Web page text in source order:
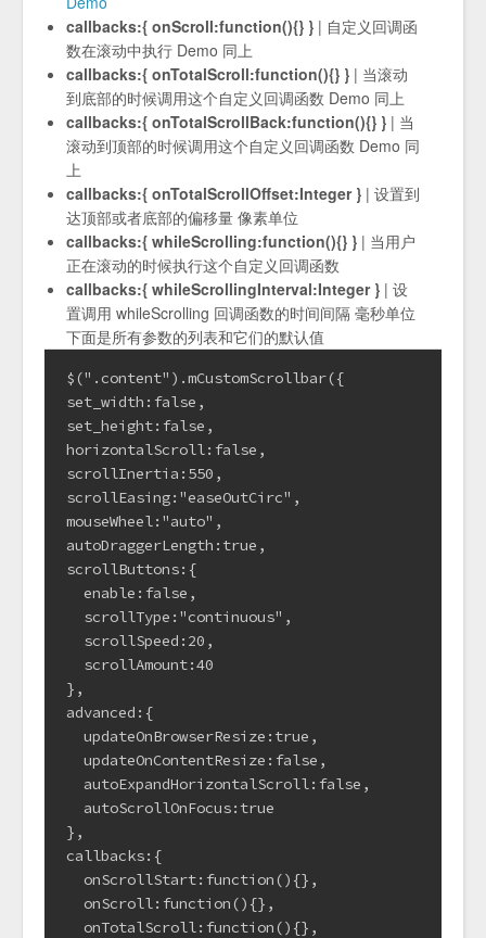
callbacks:{ onScroll:function(){} } | 自定义回调函
数在滚动中执行 Demo 同上
callbacks:{ onTotalScroll:function(){} } | 当滚动
到底部的时候调用这个自定义回调函数 Demo 同上
callbacks:{ onTotalScrollBack:function(){} } | 当
滚动到顶部的时候调用这个自定义回调函数 Demo 同
上
callbacks:{ onTotalScrollOffset:Integer } | 设置到
达顶部或者底部的偏移量 像素单位
callbacks:{ whileScrolling:function(){} } | 当用户
正在滚动的时候执行这个自定义回调函数
callbacks:{ whileScrollingInterval:Integer } | 设
置调用 whileScrolling 回调函数的时间间隔 毫秒单位
下面是所有参数的列表和它们的默认值
$(".content").mCustomScrollbar({
set_width:false,
set_height:false,
horizontalScroll:false,
scrollInertia:550,
scrollEasing:"easeOutCirc",
mouseWheel:"auto",
autoDraggerLength:true,
scrollButtons:{
  enable:false,
  scrollType:"continuous",
  scrollSpeed:20,
  scrollAmount:40
},
advanced:{
  updateOnBrowserResize:true,
  updateOnContentResize:false,
  autoExpandHorizontalScroll:false,
  autoScrollOnFocus:true
},
callbacks:{
  onScrollStart:function(){},
  onScroll:function(){},
  onTotalScroll:function(){},